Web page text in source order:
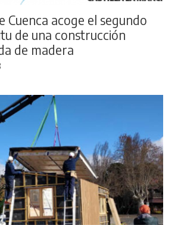
Cuenca acoge el segundo
de una construcción
de madera